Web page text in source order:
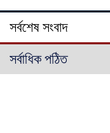
সর্বশেষ সংবাদ
সর্বাধিক পঠিত